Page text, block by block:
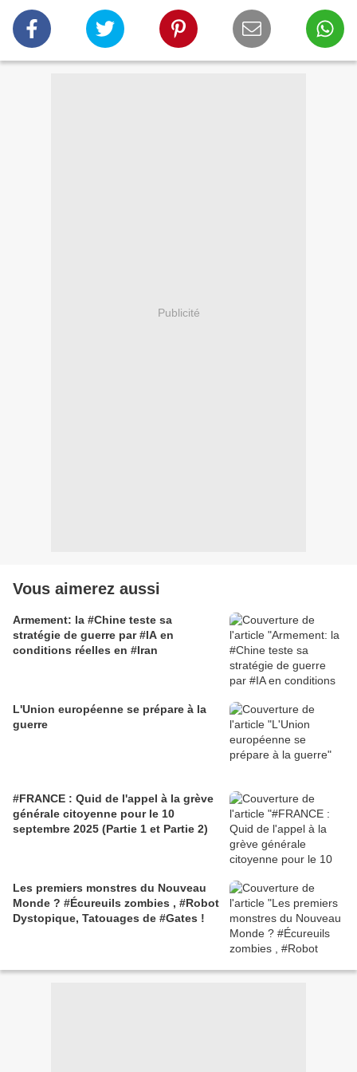
Publicité
Vous aimerez aussi
Armement: la #Chine teste sa
stratégie de guerre par #IA en
conditions réelles en #Iran
L'Union européenne se prépare à la
guerre
#FRANCE : Quid de l'appel à la grève
générale citoyenne pour le 10
septembre 2025 (Partie 1 et Partie 2)
Les premiers monstres du Nouveau
Monde ? #Écureuils zombies , #Robot
Dystopique, Tatouages de #Gates !